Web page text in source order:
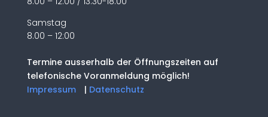
Samstag
8.00 – 12:00
Termine ausserhalb der Öffnungszeiten auf
telefonische Voranmeldung möglich!
Impressum
| Datenschutz